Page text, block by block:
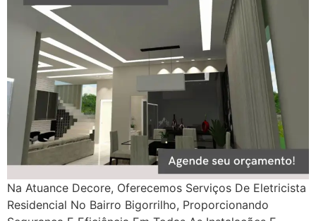
Na Atuance Decore, Oferecemos Serviços De Eletricista
Residencial No Bairro Bigorrilho, Proporcionando